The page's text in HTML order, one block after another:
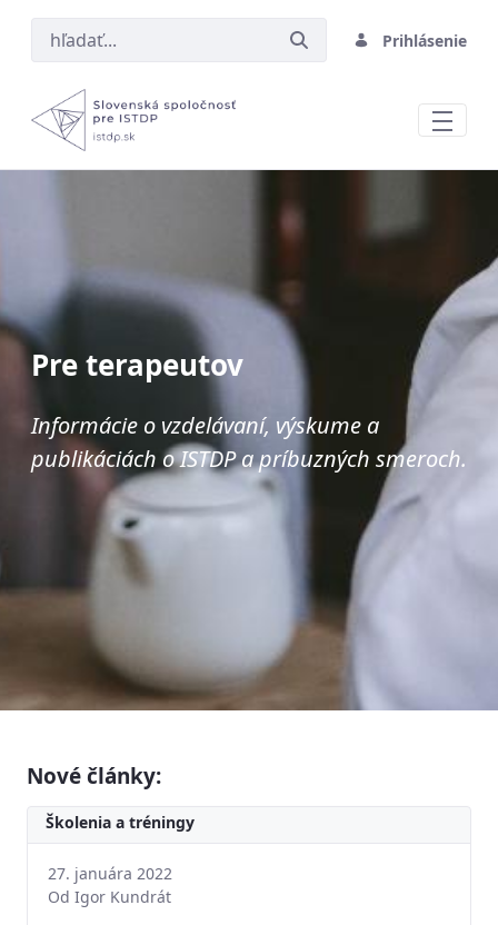
Prihlásenie
Pre terapeutov
Informácie o vzdelávaní, výskume a
publikáciách o ISTDP a príbuzných smeroch.
Nové články:
Školenia a tréningy
27. januára 2022
Od Igor Kundrát